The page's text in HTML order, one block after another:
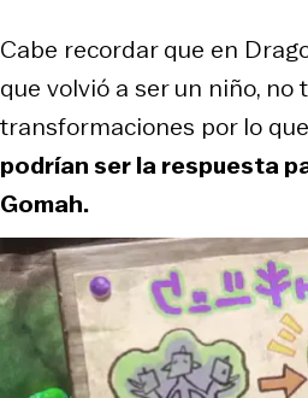
Cabe recordar que en
que volvió a ser un niño, no
transformaciones por lo que
podrían ser la respuesta
Gomah.